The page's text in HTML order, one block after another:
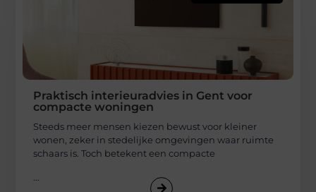
Praktisch interieuradvies in Gent voor
compacte woningen
Steeds meer mensen kiezen bewust voor kleiner
wonen, zeker in stedelijke omgevingen waar ruimte
schaars is. Toch betekent een compacte